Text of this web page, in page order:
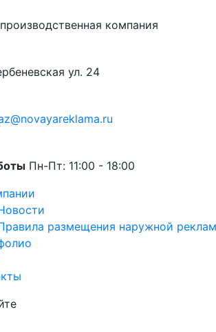
компания
ул. 24
Пн-Пт: 11:00 - 18:00
размещения наружной